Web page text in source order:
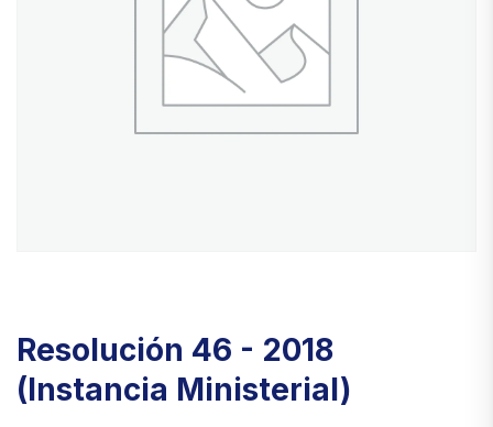
Resolución 46 - 2018
(Instancia Ministerial)